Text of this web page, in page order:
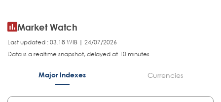
Market Watch
Last updated : 03.18 WIB | 24/07/2026
Data is a realtime snapshot, delayed at 10 minutes
Major Indexes Currencies